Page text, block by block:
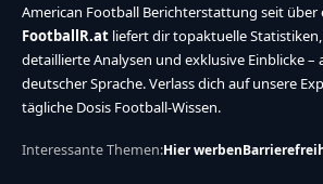
American Football Berichterstattung seit über
FootballR.at liefert dir topaktuelle Statistiken,
detaillierte Analysen und exklusive Einblicke –
deutscher Sprache. Verlass dich auf unsere
tägliche Dosis Football-Wissen.
Interessante Themen:Hier werben